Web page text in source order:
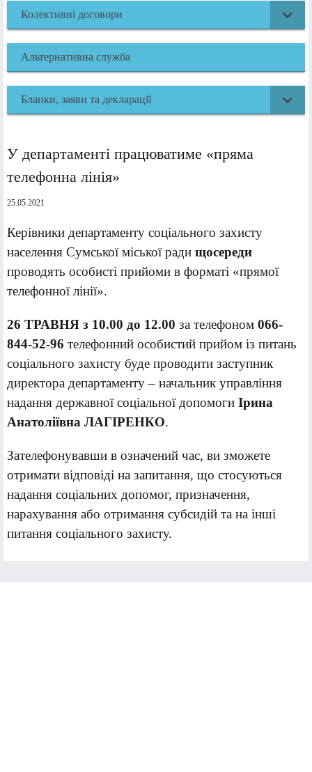
Колективні договори
Альтернативна служба
Бланки, заяви та декларації
У департаменті працюватиме «пряма
телефонна лінія»
25.05.2021
Керівники департаменту соціального захисту
населення Сумської міської ради щосереди
проводять особисті прийоми в форматі «прямої
телефонної лінії».
26 ТРАВНЯ з 10.00 до 12.00 за телефоном 066-
844-52-96 телефонний особистий прийом із питань
соціального захисту буде проводити заступник
директора департаменту – начальник управління
надання державної соціальної допомоги Ірина
Анатоліївна ЛАГІРЕНКО.
Зателефонувавши в означений час, ви зможете
отримати відповіді на запитання, що стосуються
надання соціальних допомог, призначення,
нарахування або отримання субсидій та на інші
питання соціального захисту.